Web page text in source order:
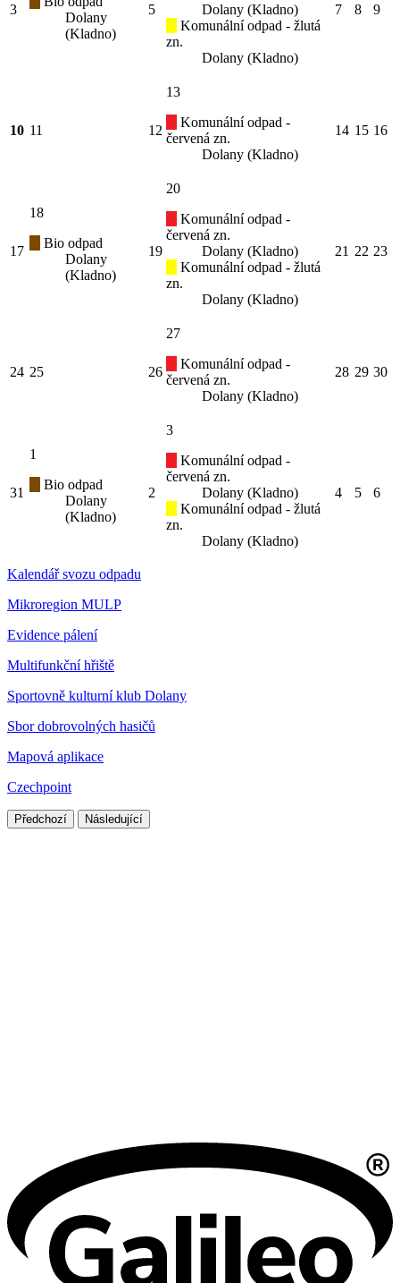
3
Dolany
(Kladno)
5
Dolany (Kladno)
Komunální odpad - žlutá
zn.
Dolany (Kladno)
7 8 9
10 11 12
13
Komunální odpad -
červená zn.
Dolany (Kladno)
14 15 16
17
18
Bio odpad
Dolany
(Kladno)
19
20
Komunální odpad -
červená zn.
Dolany (Kladno)
Komunální odpad - žlutá
zn.
Dolany (Kladno)
21 22 23
24 25 26
27
Komunální odpad -
červená zn.
Dolany (Kladno)
28 29 30
31
1
Bio odpad
Dolany
(Kladno)
2
3
Komunální odpad -
červená zn.
Dolany (Kladno)
Komunální odpad - žlutá
zn.
Dolany (Kladno)
4 5 6
Kalendář svozu odpadu
Mikroregion MULP
Evidence pálení
Multifunkční hřiště
Sportovně kulturní klub Dolany
Sbor dobrovolných hasičů
Mapová aplikace
Czechpoint
Předchozí Následující